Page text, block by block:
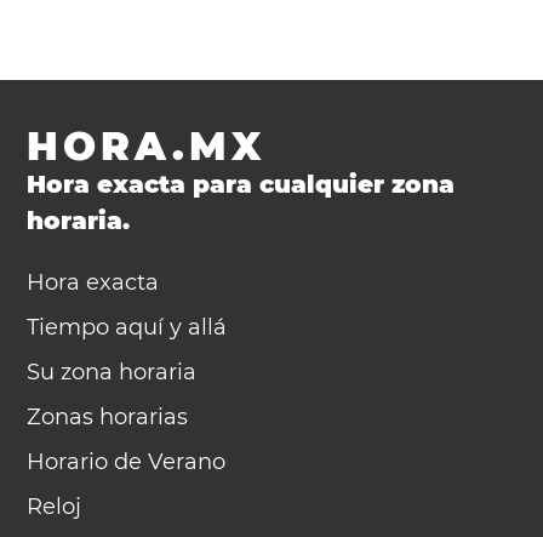
HORA.MX
Hora exacta para cualquier zona
horaria.
Hora exacta
Tiempo aquí y allá
Su zona horaria
Zonas horarias
Horario de Verano
Reloj